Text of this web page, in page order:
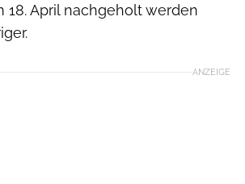
18. April nachgeholt werden
ANZEIGE